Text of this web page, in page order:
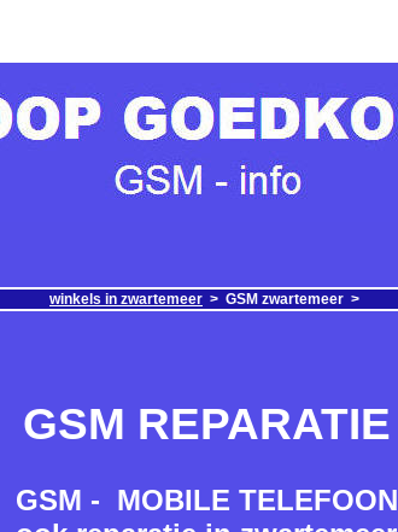
winkels in zwartemeer > GSM zwartemeer >
GSM REPARATIE
GSM - MOBILE TELEFOON